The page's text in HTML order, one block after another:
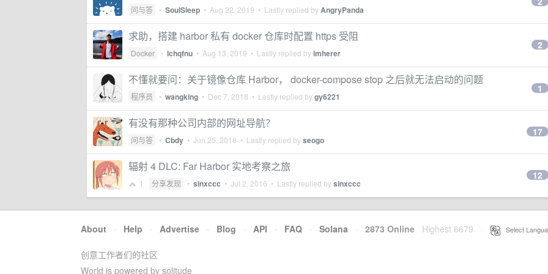
问与答 • SoulSleep • Aug 22, 2019 • Lastly replied byAngryPanda
求助，搭建 harbor 私有 docker 仓库时配置 https 受阻
Docker • lchqfnu • Aug 13, 2019 • Lastly replied byimherer
2
不懂就要问：关于镜像仓库 Harbor， docker-compose stop 之后就无法启动的问题
程序员 • wangking • Dec 7, 2018 • Lastly replied bygy6221
1
有没有那种公司内部的网址导航？
问与答 • Cbdy • Jun 25, 2018 • Lastly replied byseogo
17
辐射 4 DLC: Far Harbor 实地考察之旅
1 分享发现 • sinxccc • Jul 2, 2016 • Lastly replied bysinxccc
12
About · Help · Advertise · Blog · API · FAQ · Solana · 2873 Online Highest 6679 Select
创意工作者们的社区
World is powered by solitude